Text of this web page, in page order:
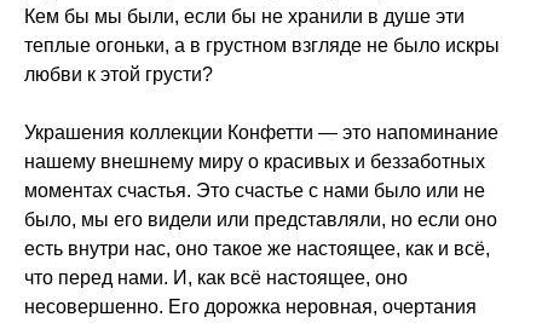
Кем бы мы были, если бы не хранили в душе эти
теплые огоньки, а в грустном взгляде не было искры
любви к этой грусти?
Украшения коллекции Конфетти — это напоминание
нашему внешнему миру о красивых и беззаботных
моментах счастья. Это счастье с нами было или не
было, мы его видели или представляли, но если оно
есть внутри нас, оно такое же настоящее, как и всё,
что перед нами. И, как всё настоящее, оно
несовершенно. Его дорожка неровная, очертания